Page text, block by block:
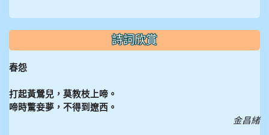
詩詞欣賞
春怨
打起黃鶯兒，莫教枝上啼。
啼時驚妾夢，不得到遼西。
金昌緒